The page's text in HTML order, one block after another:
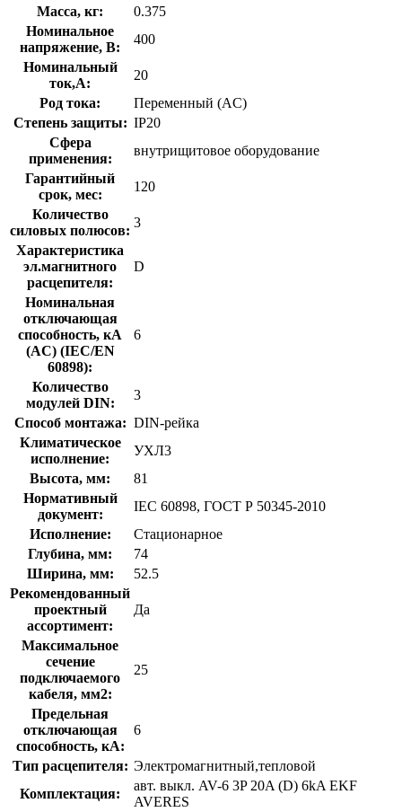
Масса, кг:
0.375
Номинальное
напряжение, В:
400
Номинальный
ток,А:
20
Род тока:
Переменный (AC)
Степень защиты: IP20
Сфера
применения:
внутрищитовое оборудование
Гарантийный
срок, мес:
120
Количество
силовых полюсов:
3
Характеристика
эл.магнитного
расцепителя:
D
Номинальная
отключающая
способность, кA
(AC) (IEC/EN
60898):
6
Количество
модулей DIN:
3
Способ монтажа: DIN-рейка
Климатическое
исполнение:
УХЛ3
Высота, мм:
81
Нормативный
документ:
IEC 60898, ГОСТ Р 50345-2010
Исполнение:
Стационарное
Глубина, мм:
74
Ширина, мм:
52.5
Рекомендованный
проектный
ассортимент:
Да
Максимальное
сечение
подключаемого
кабеля, мм2:
25
Предельная
отключающая
способность, кA:
6
Тип расцепителя: Электромагнитный,тепловой
Комплектация:
авт. выкл. AV-6 3P 20A (D) 6kA EKF
AVERES